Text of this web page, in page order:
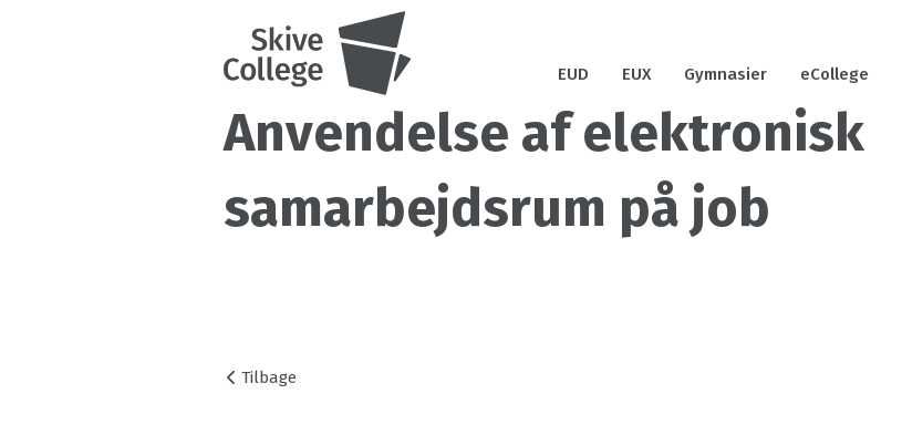
EUD EUX Gymnasier eCollege
Anvendelse af elektronisk
samarbejdsrum på job
Tilbage